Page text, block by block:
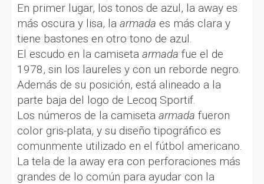
En primer lugar, los tonos de azul, la away es
más oscura y lisa, la armada es más clara y
tiene bastones en otro tono de azul.
El escudo en la camiseta armada fue el de
1978, sin los laureles y con un reborde negro.
Además de su posición, está alineado a la
parte baja del logo de Lecoq Sportif.
Los números de la camiseta armada fueron
color gris-plata, y su diseño tipográfico es
comunmente utilizado en el fútbol americano.
La tela de la away era con perforaciones más
grandes de lo común para ayudar con la